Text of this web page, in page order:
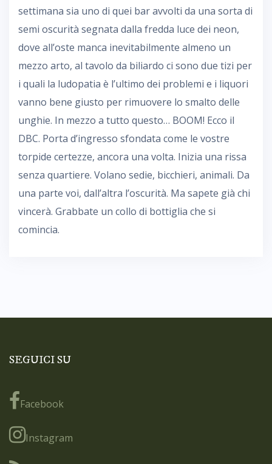
settimana sia uno di quei bar avvolti da una sorta di
semi oscurità segnata dalla fredda luce dei neon,
dove all’oste manca inevitabilmente almeno un
mezzo arto, al tavolo da biliardo ci sono due tizi per
i quali la ludopatia è l’ultimo dei problemi e i liquori
vanno bene giusto per rimuovere lo smalto delle
unghie. In mezzo a tutto questo… BOOM! Ecco il
DBC. Porta d’ingresso sfondata come le vostre
torpide certezze, ancora una volta. Inizia una rissa
senza quartiere. Volano sedie, bicchieri, animali. Da
una parte voi, dall’altra l’oscurità. Ma sapete già chi
vincerà. Grabbate un collo di bottiglia che si
comincia.
SEGUICI SU
Facebook
Instagram